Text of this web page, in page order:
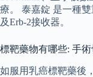
療。 泰嘉錠 是一種
及Erb-2接收器。
標靶藥物有哪些: 手
如服用乳癌標靶藥後